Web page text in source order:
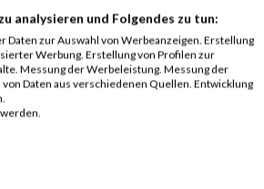
analysieren und Folgendes zu tun:
zur Auswahl von Werbeanzeigen. Erstellung
Werbung. Erstellung von Profilen zur
Messung der Werbeleistung. Messung der
Daten aus verschiedenen Quellen. Entwicklung